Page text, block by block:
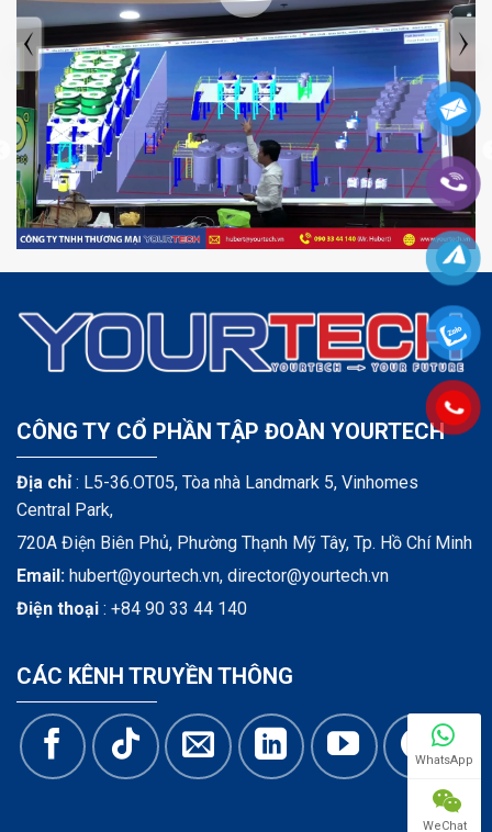
TIN TỨC MỚI NHẤT
Tuyển dụng: Nhân viên KẾ TOÁN
CÔNG TY CỔ PHẦN TẬP ĐOÀN YOURTECH
Địa chỉ: L5-36.OT05, Tòa nhà Landmark 5, Vinhomes
Central Park,
720A Điện Biên Phủ, Phường Thạnh Mỹ Tây, Tp. Hồ Chí Minh
Email: hubert@yourtech.vn, director@yourtech.vn
Điện thoại : +84 90 33 44 140
CÁC KÊNH TRUYỀN THÔNG
WhatsApp
WeChat